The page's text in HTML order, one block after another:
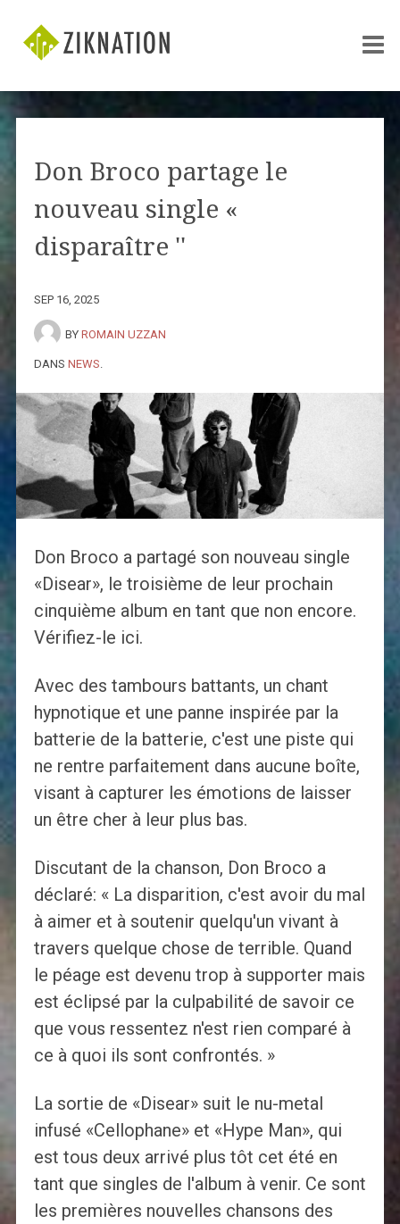
Don Broco partage le
nouveau single «
disparaître ''
SEP 16, 2025
BY ROMAIN UZZAN
DANS NEWS
Don Broco a partagé son nouveau single
«Disear», le troisième de leur prochain
cinquième album en tant que non encore.
Vérifiez-le ici.
Avec des tambours battants, un chant
hypnotique et une panne inspirée par la
batterie de la batterie, c'est une piste qui
ne rentre parfaitement dans aucune boîte,
visant à capturer les émotions de laisser
un être cher à leur plus bas.
Discutant de la chanson, Don Broco a
déclaré: « La disparition, c'est avoir du mal
à aimer et à soutenir quelqu'un vivant à
travers quelque chose de terrible. Quand
le péage est devenu trop à supporter mais
est éclipsé par la culpabilité de savoir ce
que vous ressentez n'est rien comparé à
ce à quoi ils sont confrontés. »
La sortie de «Disear» suit le nu-metal
infusé «Cellophane» et «Hype Man», qui
est tous deux arrivé plus tôt cet été en
tant que singles de l'album à venir. Ce sont
les premières nouvelles chansons des